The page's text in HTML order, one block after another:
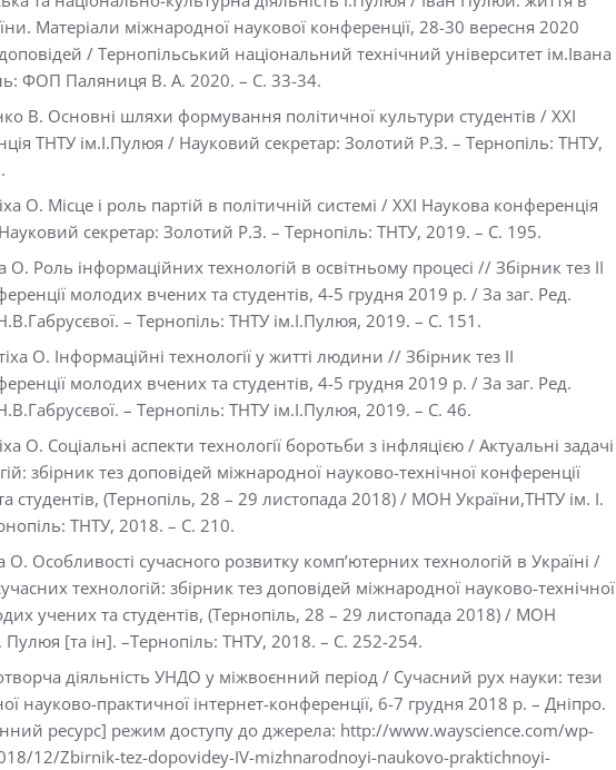
Матеріали міжнародної наукової конференції, 28-30 вересня 2020
/ Тернопільський національний технічний університет ім.Івана
ФОП Паляниця В. А. 2020. – С. 33-34.
В. Основні шляхи формування політичної культури студентів / ХХІ
ТНТУ ім.І.Пулюя / Науковий секретар: Золотий Р.З. – Тернопіль: ТНТУ,
О. Місце і роль партій в політичній системі / ХХІ Наукова конференція
секретар: Золотий Р.З. – Тернопіль: ТНТУ, 2019. – С. 195.
О. Роль інформаційних технологій в освітньому процесі // Збірник тез ІІ
молодих вчених та студентів, 4-5 грудня 2019 р. / За заг. Ред.
– Тернопіль: ТНТУ ім.І.Пулюя, 2019. – С. 151.
О. Інформаційні технології у житті людини // Збірник тез ІІ
молодих вчених та студентів, 4-5 грудня 2019 р. / За заг. Ред.
– Тернопіль: ТНТУ ім.І.Пулюя, 2019. – С. 46.
О. Соціальні аспекти технології боротьби з інфляцією / Актуальні задачі
збірник тез доповідей міжнародної науково-технічної конференції
студентів, (Тернопіль, 28 – 29 листопада 2018) / МОН України,ТНТУ ім. І.
ТНТУ, 2018. – С. 210.
Особливості сучасного розвитку комп’ютерних технологій в Україні /
технологій: збірник тез доповідей міжнародної науково-технічної
учених та студентів, (Тернопіль, 28 – 29 листопада 2018) / МОН
Пулюя [та ін]. –Тернопіль: ТНТУ, 2018. – С. 252-254.
діяльність УНДО у міжвоєнний період / Сучасний рух науки: тези
науково-практичної інтернет-конференції, 6-7 грудня 2018 р. – Дніпро.
ресурс] режим доступу до джерела: http://www.wayscience.com/wp-
12/Zbirnik-tez-dopovidey-IV-mizhnarodnoyi-naukovo-praktichnoyi-